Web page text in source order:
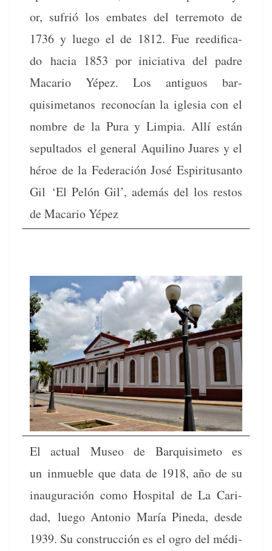
or, sufrió los embat­es del ter­re­mo­to de
1736 y luego el de 1812. Fue reed­i­fi­ca­
do hacia 1853 por ini­cia­ti­va del padre
Macario Yépez. Los antigu­os bar­
quisimetanos reconocían la igle­sia con el
nom­bre de la Pura y Limpia. Allí están
sepul­ta­dos el gen­er­al Aquili­no Juares y el
héroe de la Fed­eración José Espir­i­tu­san­to
Gil ‘El Pelón Gil’, además del los restos
de Macario Yépez
El actu­al Museo de Bar­quisime­to es
un inmue­ble que data de 1918, año de su
inau­gu­ración como Hos­pi­tal de La Cari­
dad, luego Anto­nio María Pine­da, des­de
1939. Su con­struc­ción es el ogro del médi­